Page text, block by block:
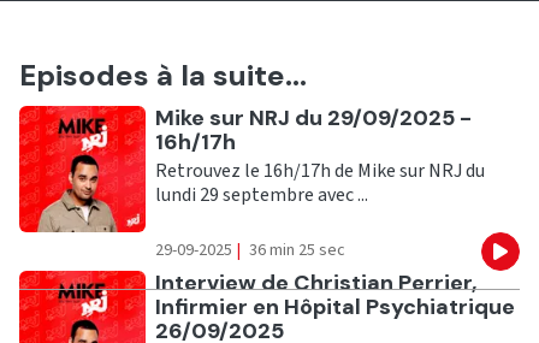
Episodes à la suite...
Ecouter
Mike sur NRJ du 29/09/2025 -
16h/17h
Retrouvez le 16h/17h de Mike sur NRJ du
lundi 29 septembre avec ...
29-09-2025 | 36 min 25 sec
Ecouter
Interview de Christian Perrier,
Infirmier en Hôpital Psychiatrique
26/09/2025